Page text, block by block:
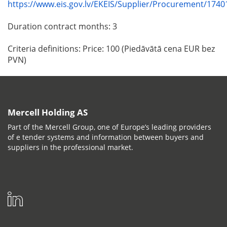
https://www.eis.gov.lv/EKEIS/Supplier/Procurement/
Duration contract months: 3
Criteria definitions: Price: 100 (Piedāvātā cena EUR bez
PVN)
Mercell Holding AS
Part of the Mercell Group, one of Europe’s leading providers
of e tender systems and information between buyers and
suppliers in the professional market.